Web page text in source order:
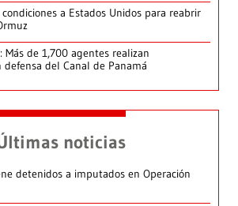
a Estados Unidos para reabrir
Más de 1,700 agentes realizan
defensa del Canal de Panamá
noticias
detenidos a imputados en Operación